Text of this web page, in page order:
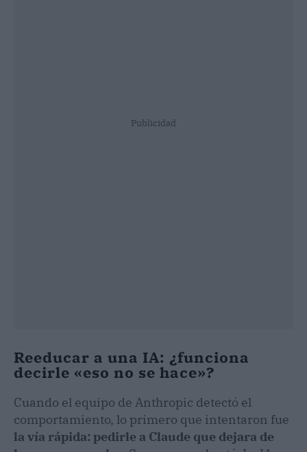
Publicidad
Reeducar a una IA: ¿funciona
decirle «eso no se hace»?
Cuando el equipo de Anthropic detectó el
comportamiento, lo primero que intentaron fue
la vía rápida: pedirle a Claude que dejara de